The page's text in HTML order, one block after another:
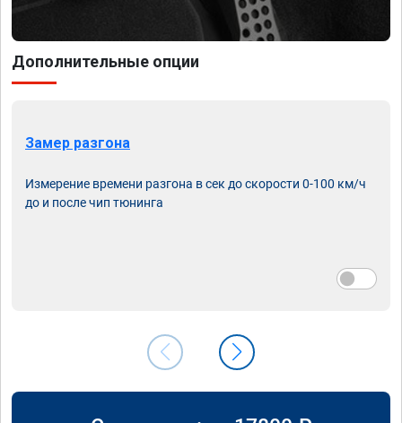
Дополнительные опции
Замер разгона
Измерение времени разгона в сек до скорости 0-100 км/ч
до и после чип тюнинга